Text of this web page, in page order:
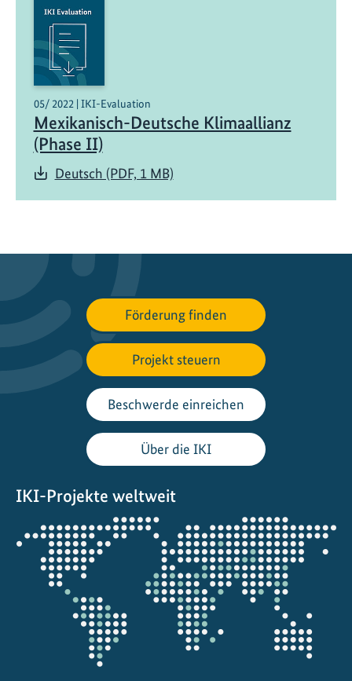
l
r
e
K
I
i
n
M
e
x
i
k
05/ 2022 | IKI-Evaluation
Mexikanisch-Deutsche Klimaallianz
(Phase II)
Deutsch (PDF, 1 MB)
Förderung finden
Projekt steuern
Beschwerde einreichen
Über die IKI
IKI-Projekte weltweit
Öffnet
die
Projektkarte